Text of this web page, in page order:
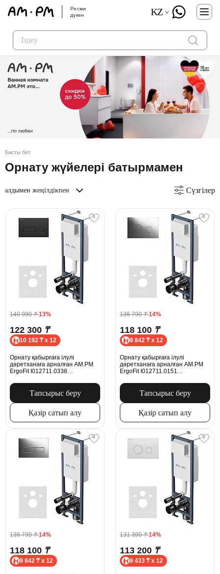
Ресми
дүкен
KZ
Басты бет
Орнату жүйелері батырмамен
алдымен жеңілдікпен Сүзгілер
140 990₸-13%
122 300 ₸
10 192 ₸ x 12
Орнату қабырғаға ілулі
дәретханаға арналған AM.PM
ErgoFit I012711.0338
ErgoFit M, қара күңгірт
Тапсырыс беру
Қазір сатып алу
136 790₸-14%
118 100 ₸
9 842 ₸ x 12
Орнату қабырғаға ілулі
дәретханаға арналған AM.PM
ErgoFit I012711.0151
Тапсырыс беру
Қазір сатып алу
136 790₸-14%
118 100 ₸
9 842 ₸ x 12
131 390₸-14%
113 200 ₸
9 433 ₸ x 12